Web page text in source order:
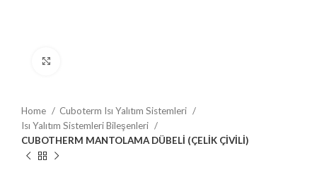
Home
Cuboterm Isı Yalıtım Sistemleri
Isı Yalıtım Sistemleri Bileşenleri
CUBOTHERM MANTOLAMA DÜBELİ (ÇELİK ÇİVİLİ)